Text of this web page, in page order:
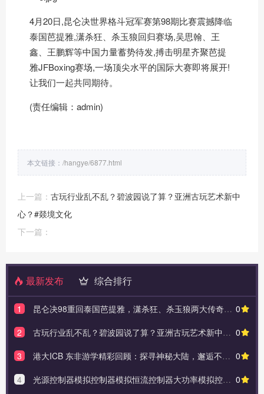
4月20日,昆仑决世界格斗冠军赛第98期比赛震撼降临
泰国芭提雅,潇杀狂、杀玉狼回归赛场,吴思翰、王
鑫、王鹏辉等中国力量蓄势待发,搏击明星齐聚芭提
雅JFBoxing赛场,一场顶尖水平的国际大赛即将展开!
让我们一起共同期待。
(责任编辑：admin)
本文链接： /hangye/6877.html
上一篇： 古玩行业乱不乱？碧波园说了算？亚洲古玩艺术新中
心？#燚境文化
下一篇：
最新发布 综合排行
0
1
昆仑决98重回泰国芭提雅，潇杀狂、杀玉狼两大传奇泰拳王领衔出征！
0
2
古玩行业乱不乱？碧波园说了算？亚洲古玩艺术新中心？#燚境文化
0
3
港大ICB 东非游学精彩回顾：探寻神秘大陆，邂逅不一样的自己
0
4
光源控制器模拟控制器模拟恒流控制器大功率模拟控制器